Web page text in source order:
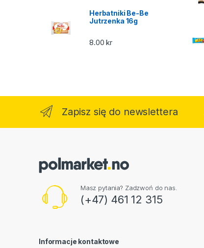
Herbatniki Be-Be
Jutrzenka 16g
8.00kr
Zapisz się do newslettera
Masz pytania? Zadzwoń do nas.
(+47) 461 12 315
Informacje kontaktowe